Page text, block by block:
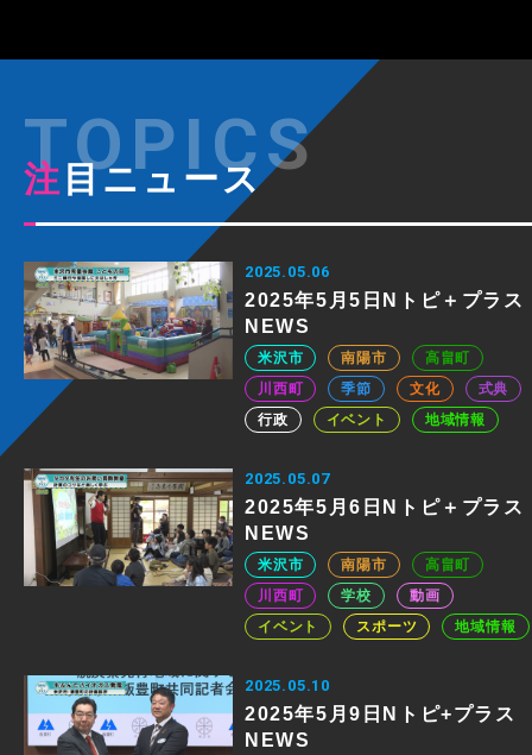
注目ニュース
2025.05.06
2025年5月5日Nトピ＋プラス
NEWS
米沢市 南陽市
高畠町
川西町
季節 文化
式典
行政
イベント 地域情報
2025.05.07
2025年5月6日Nトピ＋プラス
NEWS
米沢市 南陽市
高畠町
川西町
学校
動画
イベント
スポーツ 地域情報
2025.05.10
2025年5月9日Nトピ+プラス
NEWS